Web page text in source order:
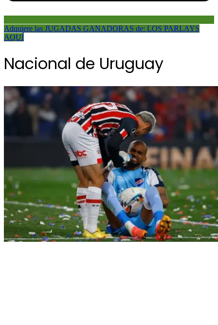
Adquiere las JUGADAS GANADORAS de: LOS PARLAYS
AQUÍ
Nacional de Uruguay